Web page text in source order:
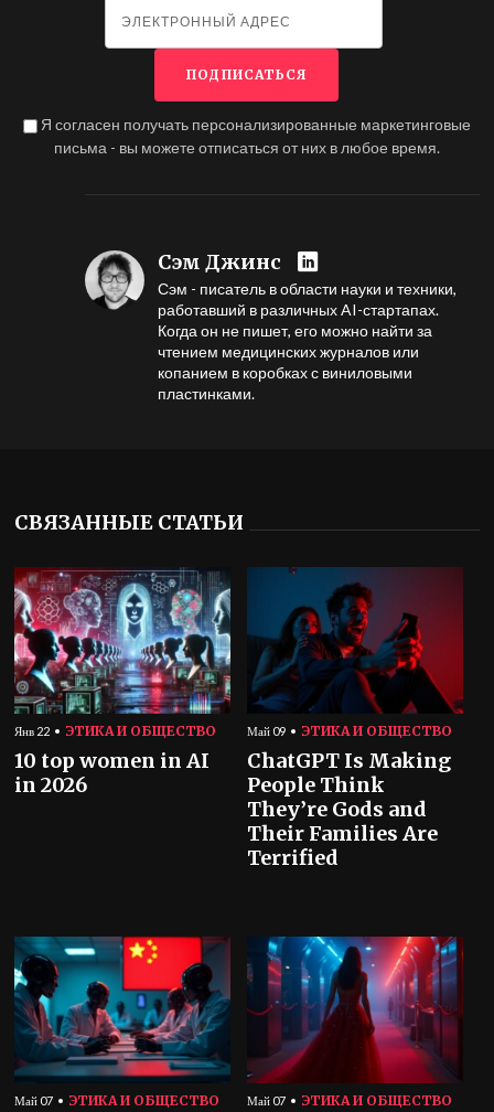
Я согласен получать персонализированные маркетинговые
письма - вы можете отписаться от них в любое время.
Сэм Джинс
Сэм - писатель в области науки и техники,
работавший в различных AI-стартапах.
Когда он не пишет, его можно найти за
чтением медицинских журналов или
копанием в коробках с виниловыми
пластинками.
СВЯЗАННЫЕ СТАТЬИ
Янв 22 ЭТИКА И ОБЩЕСТВО
10 top women in AI
in 2026
Май 09 ЭТИКА И ОБЩЕСТВО
ChatGPT Is Making
People Think
They’re Gods and
Their Families Are
Terrified
Май 07 ЭТИКА И ОБЩЕСТВО Май 07 ЭТИКА И ОБЩЕСТВО